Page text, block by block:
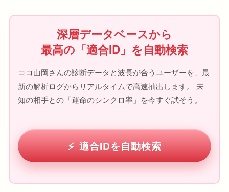
深層データベースから
最高の「適合ID」を自動検索
ココ山岡さんの診断データと波長が合うユーザーを、最
新の解析ログからリアルタイムで高速抽出します。 未
知の相手との「運命のシンクロ率」を今すぐ試そう。
適合IDを自動検索